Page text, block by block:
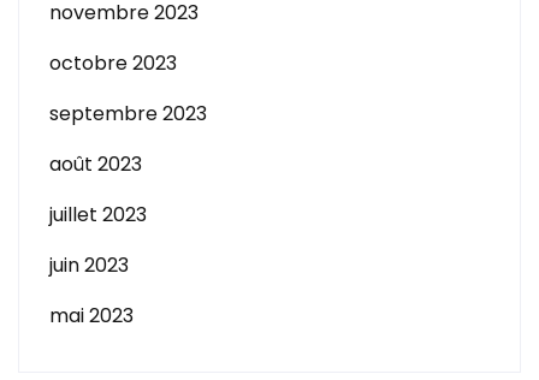
novembre 2023
octobre 2023
septembre 2023
août 2023
juillet 2023
juin 2023
mai 2023